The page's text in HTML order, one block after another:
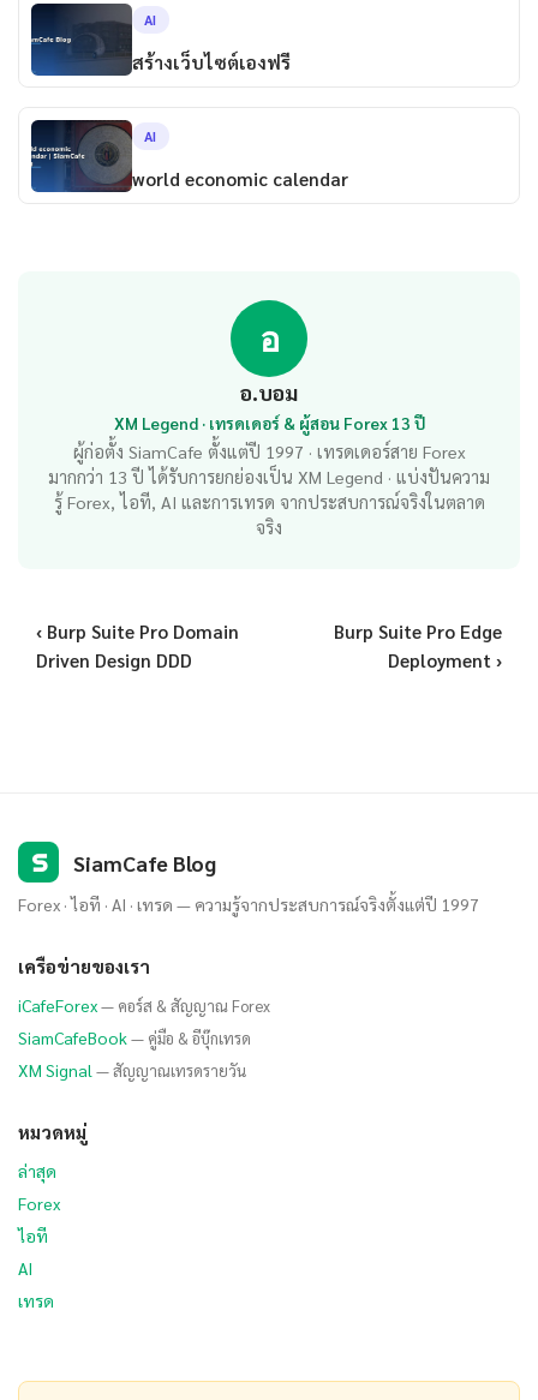
AI
สร้างเว็บไซต์เองฟรี
AI
world economic calendar
อ
อ.บอม
XM Legend · เทรดเดอร์ & ผู้สอน Forex 13 ปี
ผู้ก่อตั้ง SiamCafe ตั้งแต่ปี 1997 · เทรดเดอร์สาย Forex
มากกว่า 13 ปี ได้รับการยกย่องเป็น XM Legend · แบ่งปันความ
รู้ Forex, ไอที, AI และการเทรด จากประสบการณ์จริงในตลาด
จริง
‹ Burp Suite Pro Domain
Driven Design DDD
Burp Suite Pro Edge
Deployment ›
S SiamCafe Blog
Forex · ไอที · AI · เทรด — ความรู้จากประสบการณ์จริงตั้งแต่ปี 1997
เครือข่ายของเรา
iCafeForex— คอร์ส & สัญญาณ Forex
SiamCafeBook— คู่มือ & อีบุ๊กเทรด
XM Signal — สัญญาณเทรดรายวัน
หมวดหมู่
ล่าสุด
Forex
ไอที
AI
เทรด